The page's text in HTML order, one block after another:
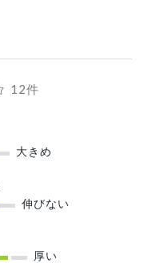
12件
大きめ
伸びない
厚い